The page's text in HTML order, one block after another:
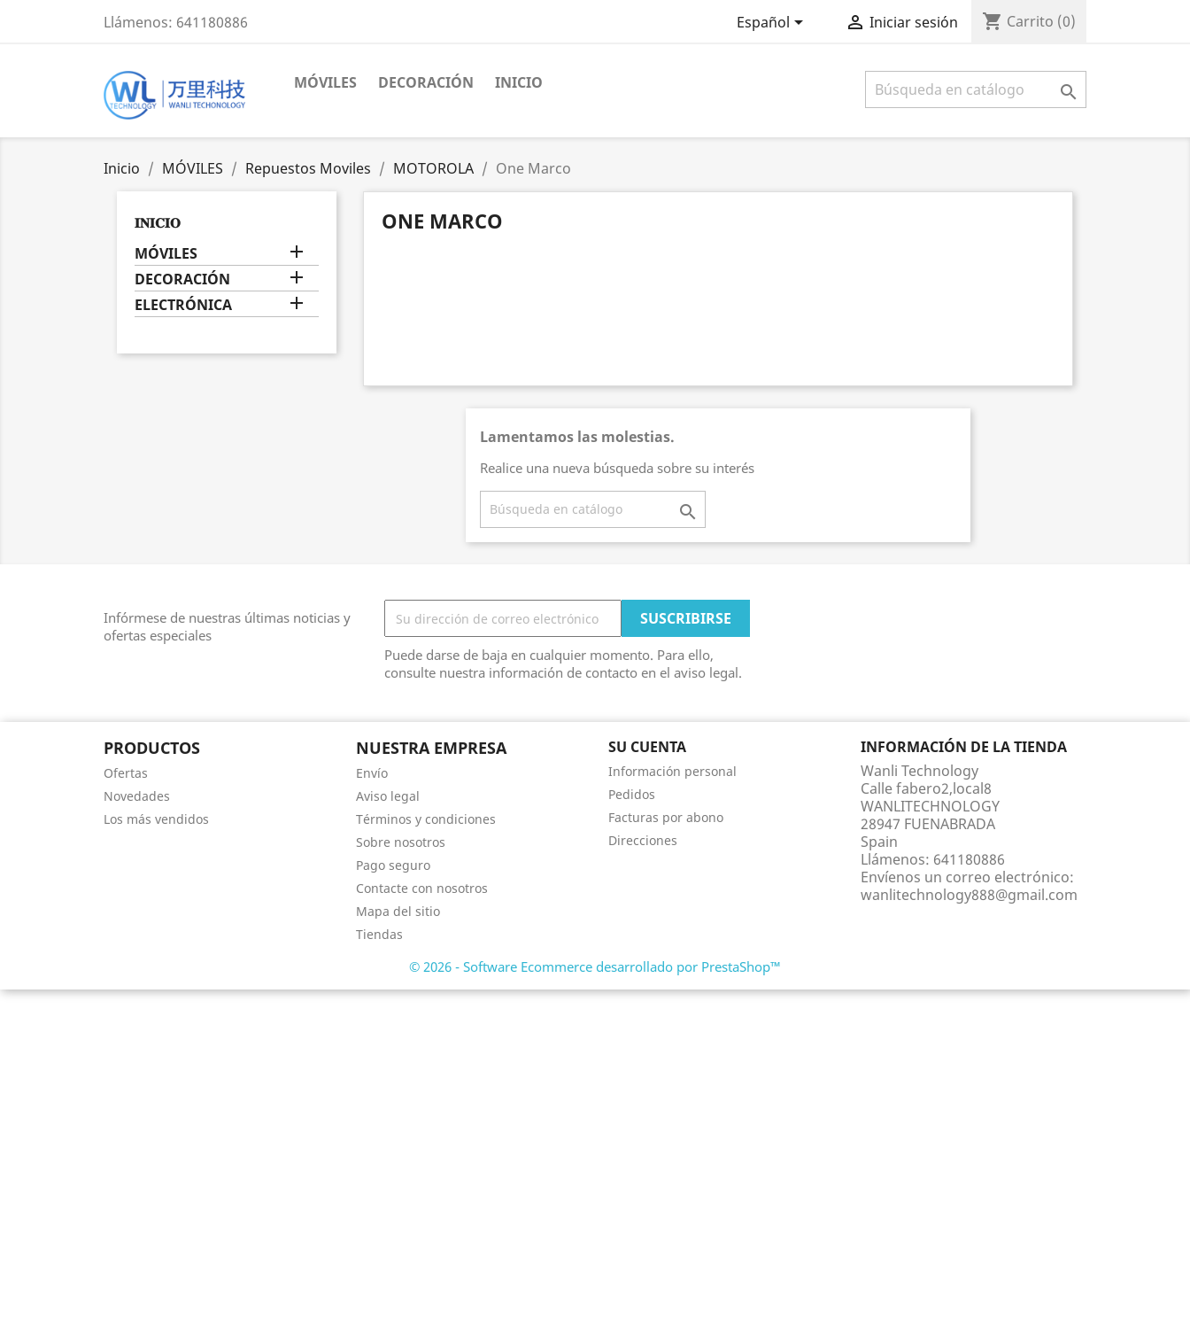
Llámenos: 641180886 Español  Iniciar sesión shopping_cart Carrito (0)
MÓVILES DECORACIÓN INICIO 
Inicio MÓVILES Repuestos Moviles MOTOROLA One Marco
𝐈𝐍𝐈𝐂𝐈𝐎
MÓVILES 
DECORACIÓN 
ELECTRÓNICA 
ONE MARCO
Lamentamos las molestias.
Realice una nueva búsqueda sobre su interés

Infórmese de nuestras últimas noticias y
ofertas especiales
Puede darse de baja en cualquier momento. Para ello,
consulte nuestra información de contacto en el aviso legal.
PRODUCTOS
Ofertas
Novedades
Los más vendidos
NUESTRA EMPRESA
Envío
Aviso legal
Términos y condiciones
Sobre nosotros
Pago seguro
Contacte con nosotros
Mapa del sitio
Tiendas
SU CUENTA
Información personal
Pedidos
Facturas por abono
Direcciones
INFORMACIÓN DE LA TIENDA
Wanli Technology
Calle fabero2,local8
WANLITECHNOLOGY
28947 FUENABRADA
Spain
Llámenos: 641180886
Envíenos un correo electrónico:
wanlitechnology888@gmail.com
© 2026 - Software Ecommerce desarrollado por PrestaShop™